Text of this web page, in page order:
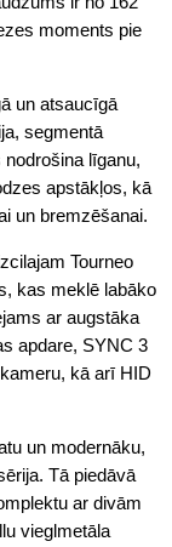
moments pie
un atsaucīgā
segmentā
līganu,
apstākļos, kā
un bremzēšanai.
Tourneo
kas meklē labāko
ar augstāka
apdare, SYNC 3
kā arī HID
un modernāku,
Tā piedāvā
ar divām
vieglmetāla